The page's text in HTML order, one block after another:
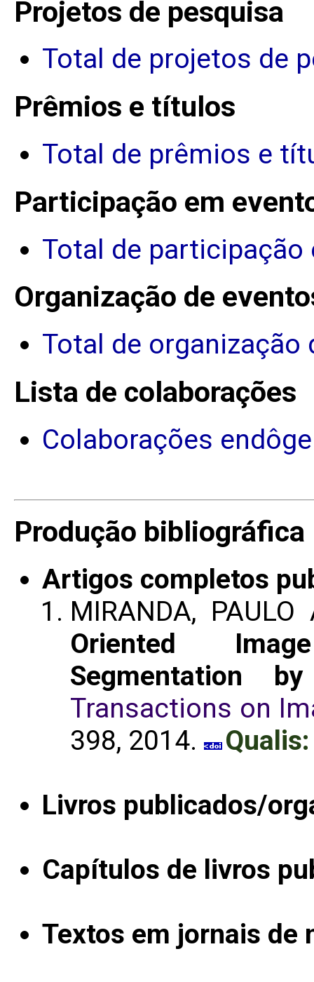
Projetos de pesquisa
Total de projetos de
Prêmios e títulos
Total de prêmios e
Participação em
Total de participação
Organização de
Total de organização
Lista de colaborações
Colaborações
Produção bibliográfica
Artigos completos
MIRANDA,
Oriented
Segmentation
Transactions on
398, 2014.
Livros publicados/
Capítulos de livros
Textos em jornais